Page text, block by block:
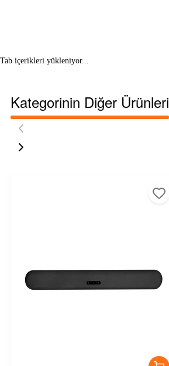
Tab içerikleri yükleniyor...
Kategorinin Diğer Ürünleri